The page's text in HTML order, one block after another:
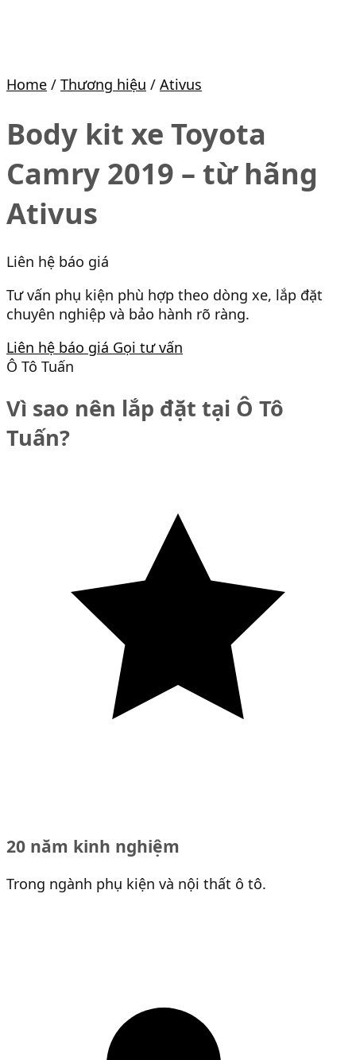
Home / Thương hiệu / Ativus
Body kit xe Toyota
Camry 2019 – từ hãng
Ativus
Liên hệ báo giá
Tư vấn phụ kiện phù hợp theo dòng xe, lắp đặt
chuyên nghiệp và bảo hành rõ ràng.
Liên hệ báo giá Gọi tư vấn
Ô Tô Tuấn
Vì sao nên lắp đặt tại Ô Tô
Tuấn?
20 năm kinh nghiệm
Trong ngành phụ kiện và nội thất ô tô.